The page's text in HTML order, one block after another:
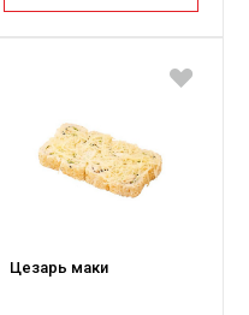
Цезарь маки